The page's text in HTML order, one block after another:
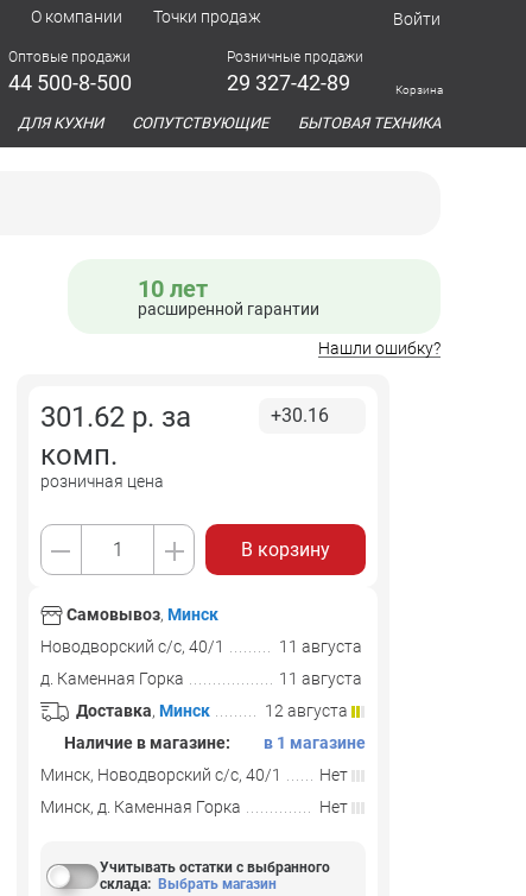
О компании Точки продаж Войти
Оптовые продажи
44 500-8-500
Розничные продажи
29 327-42-89 Корзина
ДЛЯ КУХНИ СОПУТСТВУЮЩИЕ БЫТОВАЯ ТЕХНИКА
10 лет
расширенной гарантии
Нашли ошибку?
301.62 р. за
комп.
розничная цена
+30.16
В корзину
Самовывоз, Минск
Новодворский с/с, 40/1
11 августа
д. Каменная Горка
11 августа
Доставка, Минск
12 августа
Наличие в магазине:
в 1 магазине
Минск, Новодворский с/с, 40/1
Нет
Минск, д. Каменная Горка
Нет
Учитывать остатки с выбранного
склада: Выбрать магазин